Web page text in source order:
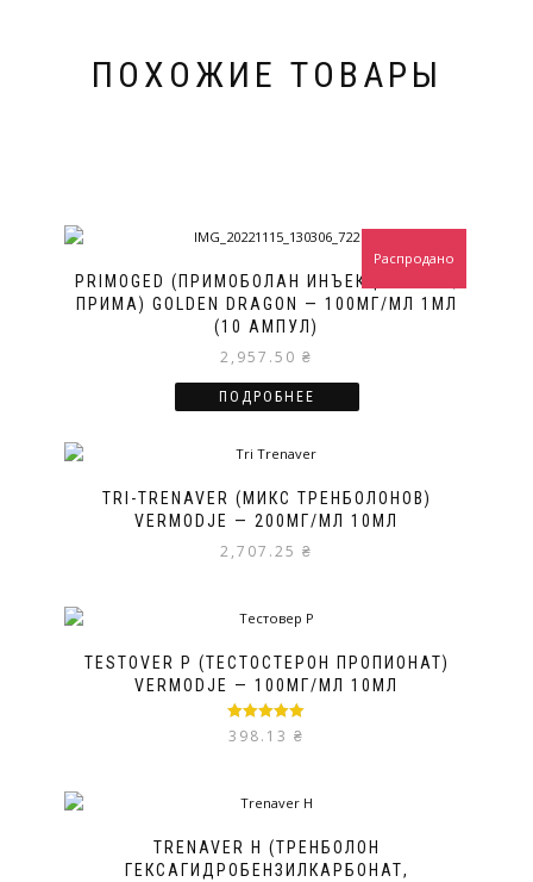
ПОХОЖИЕ ТОВАРЫ
PRIMOGED (ПРИМОБОЛАН ИНЪЕКЦИОННЫЙ,
ПРИМА) GOLDEN DRAGON — 100МГ/МЛ 1МЛ
(10 АМПУЛ)
2,957.50 ₴
Распродано
ПОДРОБНЕЕ
TRI-TRENAVER (МИКС ТРЕНБОЛОНОВ)
VERMODJE — 200МГ/МЛ 10МЛ
2,707.25 ₴
TESTOVER P (ТЕСТОСТЕРОН ПРОПИОНАТ)
VERMODJE — 100МГ/МЛ 10МЛ
Оценка 5.00
из 5
398.13 ₴
TRENAVER H (ТРЕНБОЛОН
ГЕКСАГИДРОБЕНЗИЛКАРБОНАТ,